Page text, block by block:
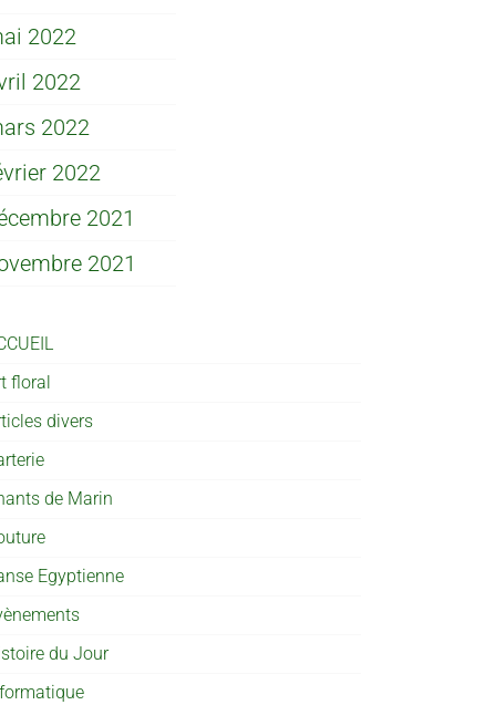
2022
2022
2022
2022
2021
2021
floral
divers
de Marin
Egyptienne
du Jour